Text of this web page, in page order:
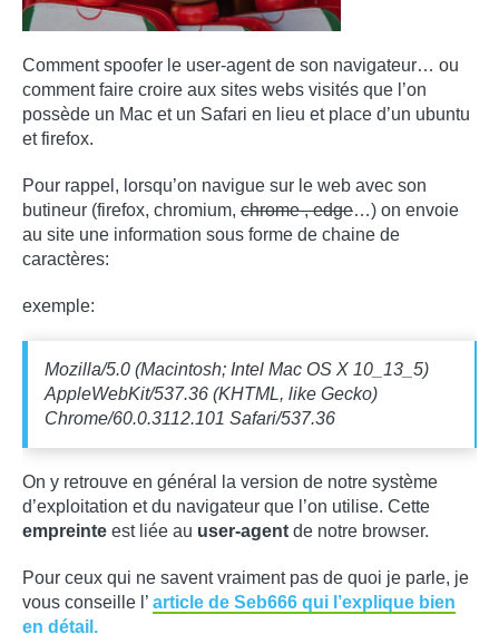
Comment spoofer le user-agent de son navigateur… ou
comment faire croire aux sites webs visités que l’on
possède un Mac et un Safari en lieu et place d’un ubuntu
et firefox.
Pour rappel, lorsqu’on navigue sur le web avec son
butineur (firefox, chromium, chrome , edge…) on envoie
au site une information sous forme de chaine de
caractères:
exemple:
Mozilla/5.0 (Macintosh; Intel Mac OS X 10_13_5)
AppleWebKit/537.36 (KHTML, like Gecko)
Chrome/60.0.3112.101 Safari/537.36
On y retrouve en général la version de notre système
d’exploitation et du navigateur que l’on utilise. Cette
empreinte est liée au user-agent de notre browser.
Pour ceux qui ne savent vraiment pas de quoi je parle, je
vous conseille l’ article de Seb666 qui l’explique bien
en détail.